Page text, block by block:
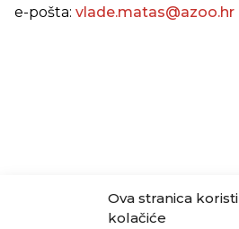
Ova stranica koristi
kolačiće
e-pošta: vlade.matas@azoo.hr